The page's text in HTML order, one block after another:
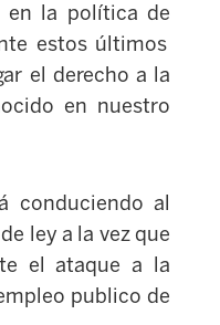
en la política de
estos últimos
el derecho a la
en nuestro
conduciendo al
ley a la vez que
el ataque a la
publico de